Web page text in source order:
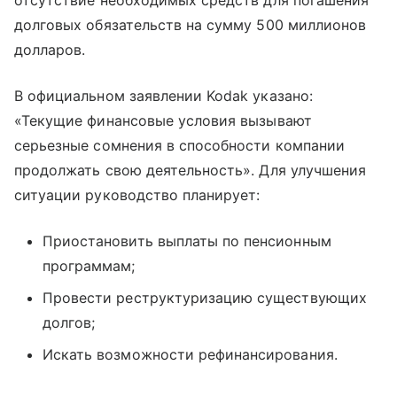
долговых обязательств на сумму 500 миллионов
долларов.
В официальном заявлении Kodak указано:
«Текущие финансовые условия вызывают
серьезные сомнения в способности компании
продолжать свою деятельность». Для улучшения
ситуации руководство планирует:
Приостановить выплаты по пенсионным
программам;
Провести реструктуризацию существующих
долгов;
Искать возможности рефинансирования.